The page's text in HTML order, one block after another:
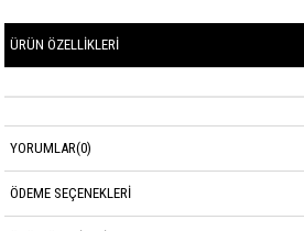
ÜRÜN ÖZELLIKLERI
YORUMLAR(0)
ÖDEME SEÇENEKLERI